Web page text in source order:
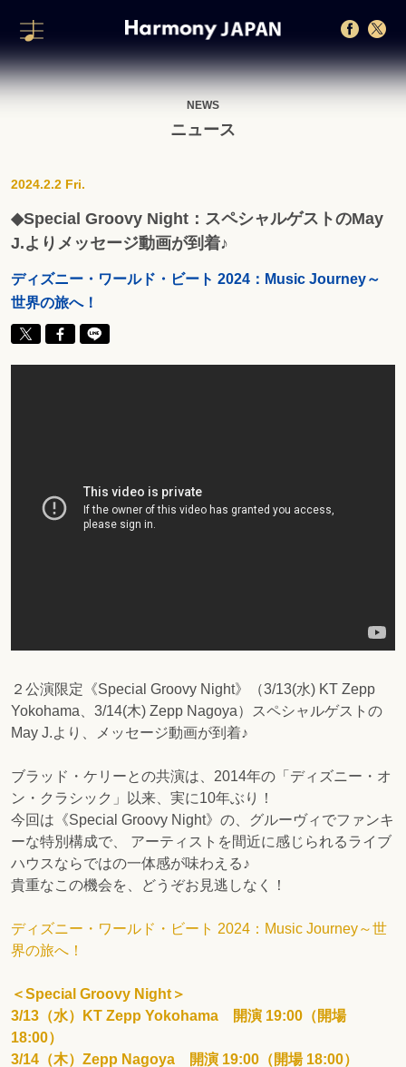
NEWS
ニュース
2024.2.2 Fri.
◆Special Groovy Night：スペシャルゲストのMay
J.よりメッセージ動画が到着♪
ディズニー・ワールド・ビート 2024：Music Journey～
世界の旅へ！​
２公演限定《Special Groovy Night》（3/13(水) KT Zepp
Yokohama、3/14(木) Zepp Nagoya）スペシャルゲストの
May J.より、メッセージ動画が到着♪
ブラッド・ケリーとの共演は、2014年の「ディズニー・オ
ン・クラシック」以来、実に10年ぶり！
今回は《Special Groovy Night》の、グルーヴィでファンキ
ーな特別構成で、 アーティストを間近に感じられるライブ
ハウスならではの一体感が味わえる♪
貴重なこの機会を、どうぞお見逃しなく！
ディズニー・ワールド・ビート 2024：Music Journey～世
界の旅へ！​
＜Special Groovy Night＞
3/13（水）KT Zepp Yokohama 開演 19:00（開場
18:00）
3/14（木）Zepp Nagoya 開演 19:00（開場 18:00）